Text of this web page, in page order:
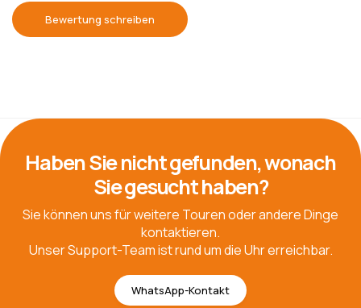
Bewertung schreiben
Haben Sie nicht gefunden, wonach
Sie gesucht haben?
Sie können uns für weitere Touren oder andere Dinge
kontaktieren.
Unser Support-Team ist rund um die Uhr erreichbar.
WhatsApp-Kontakt